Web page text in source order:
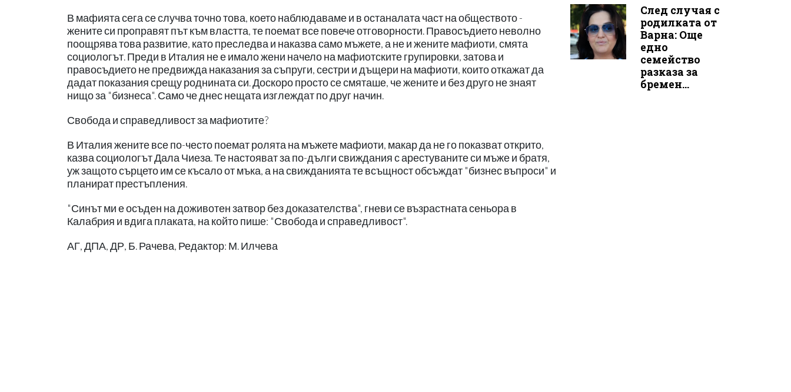
В мафията сега се случва точно това, което наблюдаваме и в останалата част на обществото -
жените си проправят път към властта, те поемат все повече отговорности. Правосъдието неволно
поощрява това развитие, като преследва и наказва само мъжете, а не и жените мафиоти, смята
социологът. Преди в Италия не е имало жени начело на мафиотските групировки, затова и
правосъдието не предвижда наказания за съпруги, сестри и дъщери на мафиоти, които откажат да
дадат показания срещу роднината си. Доскоро просто се смяташе, че жените и без друго не знаят
нищо за "бизнеса". Само че днес нещата изглеждат по друг начин.
Свобода и справедливост за мафиотите?
В Италия жените все по-често поемат ролята на мъжете мафиоти, макар да не го показват открито,
казва социологът Дала Чиеза. Те настояват за по-дълги свиждания с арестуваните си мъже и братя,
уж защото сърцето им се късало от мъка, а на свижданията те всъщност обсъждат "бизнес въпроси" и
планират престъпления.
"Синът ми е осъден на доживотен затвор без доказателства", гневи се възрастната сеньора в
Калабрия и вдига плаката, на който пише: "Свобода и справедливост".
АГ, ДПА, ДР, Б. Рачева, Редактор: М. Илчева
След случая с
родилката от
Варна: Още
едно
семейство
разказа за
бремен...